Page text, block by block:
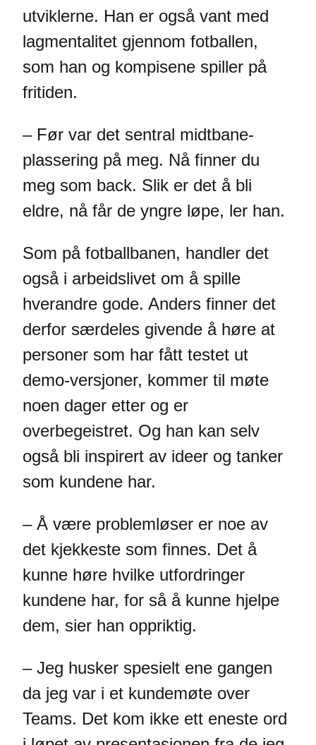
utviklerne. Han er også vant med
lagmentalitet gjennom fotballen,
som han og kompisene spiller på
fritiden.
– Før var det sentral midtbane-
plassering på meg. Nå finner du
meg som back. Slik er det å bli
eldre, nå får de yngre løpe, ler han.
Som på fotballbanen, handler det
også i arbeidslivet om å spille
hverandre gode. Anders finner det
derfor særdeles givende å høre at
personer som har fått testet ut
demo-versjoner, kommer til møte
noen dager etter og er
overbegeistret. Og han kan selv
også bli inspirert av ideer og tanker
som kundene har.
– Å være problemløser er noe av
det kjekkeste som finnes. Det å
kunne høre hvilke utfordringer
kundene har, for så å kunne hjelpe
dem, sier han oppriktig.
– Jeg husker spesielt ene gangen
da jeg var i et kundemøte over
Teams. Det kom ikke ett eneste ord